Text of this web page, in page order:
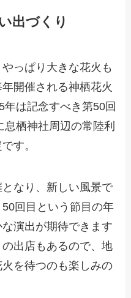
出づくり
っぱり大きな花火も
開催される神栖花火
は記念すべき第50回
栖神社周辺の常陸利
す。
なり、新しい風景で
回目という節目の年
演出が期待できます
出店もあるので、地
を待つのも楽しみの